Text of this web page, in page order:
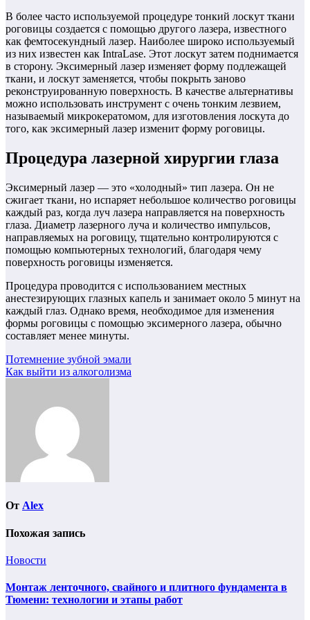
В более часто используемой процедуре тонкий лоскут ткани
роговицы создается с помощью другого лазера, известного
как фемтосекундный лазер. Наиболее широко используемый
из них известен как IntraLase. Этот лоскут затем поднимается
в сторону. Эксимерный лазер изменяет форму подлежащей
ткани, и лоскут заменяется, чтобы покрыть заново
реконструированную поверхность. В качестве альтернативы
можно использовать инструмент с очень тонким лезвием,
называемый микрокератомом, для изготовления лоскута до
того, как эксимерный лазер изменит форму роговицы.
Процедура лазерной хирургии глаза
Эксимерный лазер — это «холодный» тип лазера. Он не
сжигает ткани, но испаряет небольшое количество роговицы
каждый раз, когда луч лазера направляется на поверхность
глаза. Диаметр лазерного луча и количество импульсов,
направляемых на роговицу, тщательно контролируются с
помощью компьютерных технологий, благодаря чему
поверхность роговицы изменяется.
Процедура проводится с использованием местных
анестезирующих глазных капель и занимает около 5 минут на
каждый глаз. Однако время, необходимое для изменения
формы роговицы с помощью эксимерного лазера, обычно
составляет менее минуты.
Навигация
по
Потемнение зубной эмали
Как выйти из алкоголизма
От Alex
Похожая запись
Новости
Монтаж ленточного, свайного и плитного фундамента в
Тюмени: технологии и этапы работ